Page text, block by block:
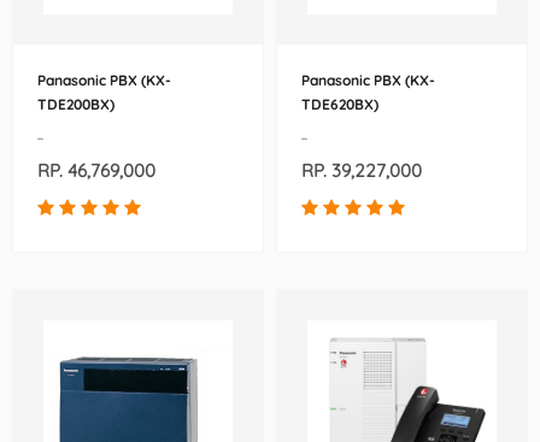
Panasonic PBX (KX-
TDE200BX)
-
RP. 46,769,000
Panasonic PBX (KX-
TDE620BX)
-
RP. 39,227,000